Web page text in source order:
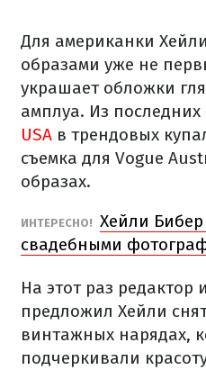
Для американки
образами уже не
украшает обложки
амплуа. Из последних
USA в трендовых
съемка для Vogue
образах.
ИНТЕРЕСНО! Хейли
свадебными
На этот раз редактор
предложил Хейли
винтажных нарядах,
подчеркивали